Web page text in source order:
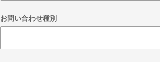
お問い合わせ種別